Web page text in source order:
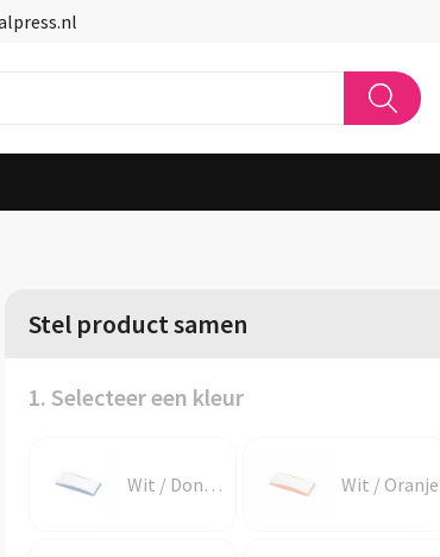
Stel product samen
1. Selecteer een kleur
Wit / Donkerblauw Wit / Oranje